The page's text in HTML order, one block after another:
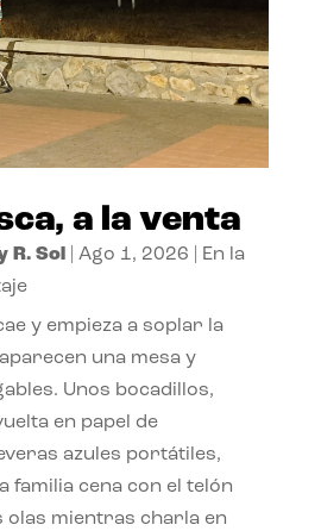
a la venta
R. Sol| Ago 1, 2026
En la
y empieza a soplar la
una mesa y
Unos bocadillos,
en papel de
azules portátiles,
familia cena con el telón
olas mientras charla en